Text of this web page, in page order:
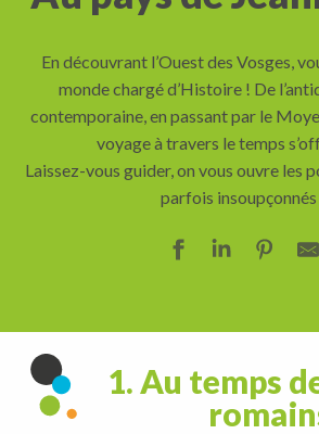
En découvrant l’Ouest des Vosges,
monde chargé d’Histoire ! De
contemporaine, en passant par le
voyage à travers le temps
Laissez-vous guider, on vous ouvre les
parfois insoupçonnés
1. Au temps